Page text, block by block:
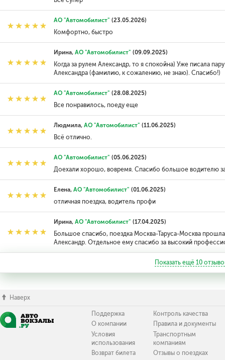
АО "Автомобилист" (23.05.2026)
Комфортно, быстро
Ирина, АО "Автомобилист" (09.09.2025)
Когда за рулем Александр, то я спокойна) Уже писала
Александра (фамилию, к сожалению, не знаю). Спасибо!)
АО "Автомобилист" (28.08.2025)
Все понравилось, поеду еще
Людмила, АО "Автомобилист" (11.06.2025)
Всё отлично.
АО "Автомобилист" (05.06.2025)
Доехали хорошо, вовремя. Спасибо большое водителю
Елена, АО "Автомобилист" (01.06.2025)
отличная поездка, водитель профи
Ирина, АО "Автомобилист" (17.04.2025)
Большое спасибо, поездка Москва-Таруса-Москва
Александр. Отдельное ему спасибо за высокий
Показать ещё 10
Наверх
Поддержка
О компании
Условия
использования
Возврат билета
Контроль качества
Правила и документы
Транспортным
компаниям
Отзывы о поездках